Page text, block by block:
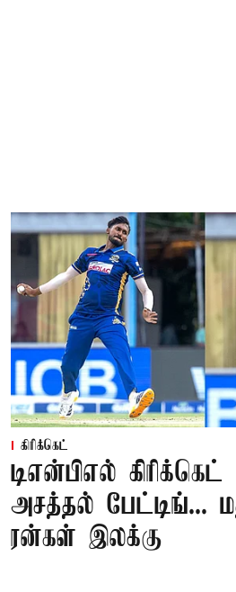
கிரிக்கெட்
டிஎன்பிஎல் கிரிக்கெட்
அசத்தல் பேட்டிங்...
ரன்கள் இலக்கு